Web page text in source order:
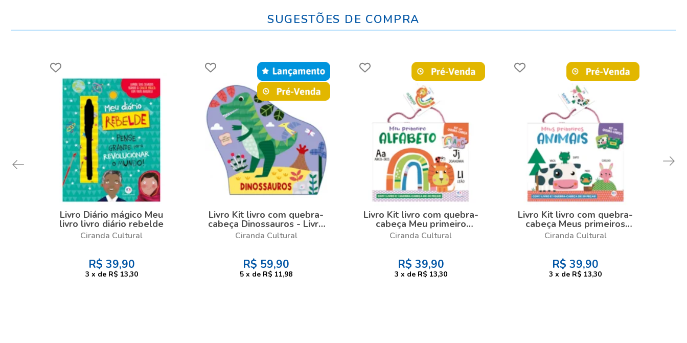
SUGESTÕES DE COMPRA
Livro Diário mágico Meu
livro livro diário rebelde
Ciranda Cultural
R$ 39,90
3 x de R$ 13,30
Livro Kit livro com quebra-
cabeça Dinossauros - Livro
com quebra-cabeça
Ciranda Cultural
R$ 59,90
5 x de R$ 11,98
Livro Kit livro com quebra-
cabeça Meu primeiro
alfabeto - Kit com livro e
quebra-cabeça de 20 peças
Ciranda Cultural
R$ 39,90
3 x de R$ 13,30
Livro Kit livro com quebra-
cabeça Meus primeiros
animais - Kit com livro e
quebra-cabeça de 20 peças
Ciranda Cultural
R$ 39,90
3 x de R$ 13,30